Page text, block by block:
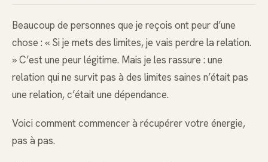
Beaucoup de personnes que je reçois ont peur d’une
chose : « Si je mets des limites, je vais perdre la relation.
» C’est une peur légitime. Mais je les rassure : une
relation qui ne survit pas à des limites saines n’était pas
une relation, c’était une dépendance.
Voici comment commencer à récupérer votre énergie,
pas à pas.